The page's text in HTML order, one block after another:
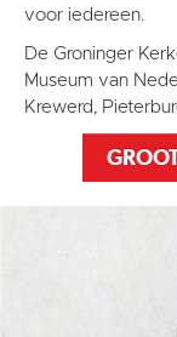
voor iedereen.
De Groninger
Museum van
Krewerd,